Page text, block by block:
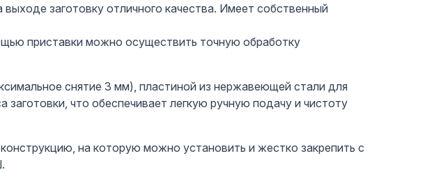
заготовку отличного качества. Имеет собственный
приставки можно осуществить точную обработку
снятие 3 мм), пластиной из нержавеющей стали для
что обеспечивает легкую ручную подачу и чистоту
на которую можно установить и жестко закрепить с